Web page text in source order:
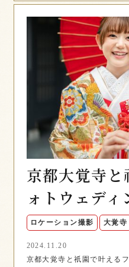
京都大覚寺
ォトウェディ
ロケーション撮影 大覚寺
2024.11.20
京都大覚寺と祇園で叶える